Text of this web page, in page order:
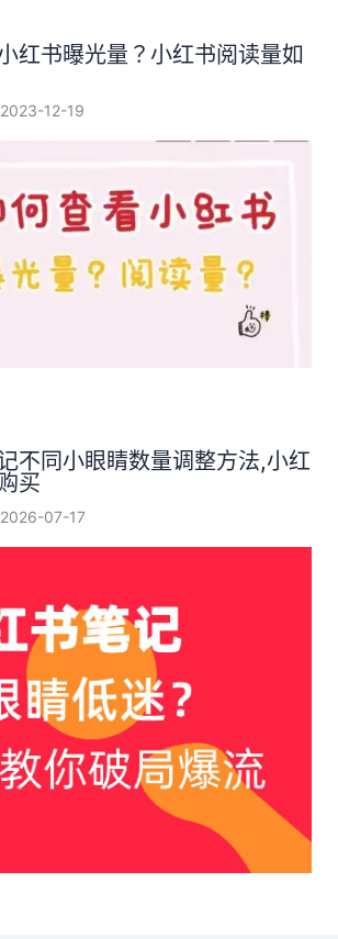
红书曝光量？小红书阅读量如
2023-12-19
不同小眼睛数量调整方法,小红
买
2026-07-17